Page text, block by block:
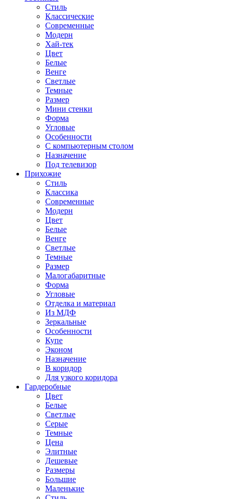
Стиль
Классические
Современные
Модерн
Хай-тек
Цвет
Белые
Венге
Светлые
Темные
Размер
Мини стенки
Форма
Угловые
Особенности
С компьютерным столом
Назначение
Под телевизор
Прихожие
Стиль
Классика
Современные
Модерн
Цвет
Белые
Венге
Светлые
Темные
Размер
Малогабаритные
Форма
Угловые
Отделка и материал
Из МДФ
Зеркальные
Особенности
Купе
Эконом
Назначение
В коридор
Для узкого коридора
Гардеробные
Цвет
Белые
Светлые
Серые
Темные
Цена
Элитные
Дешевые
Размеры
Большие
Маленькие